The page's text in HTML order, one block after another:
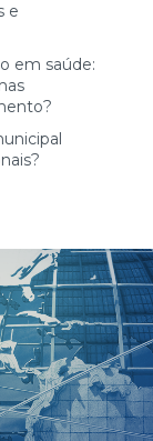
e
em saúde: